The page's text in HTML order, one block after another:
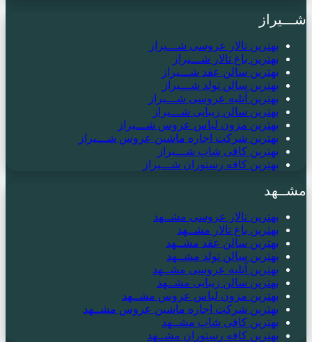
شـــیراز
بهترین تالار عروسی شـــیراز
بهترین باغ تالار شـــیراز
بهترین سالن عقد شـــیراز
بهترین سالن تولد شـــیراز
بهترین آتلیه عروسی شـــیراز
بهترین سالن زیبایی شـــیراز
بهترین مزون لباس عروس شـــیراز
بهترین شرکت اجاره ماشین عروس شـــیراز
بهترین کافی شاپ شـــیراز
بهترین کافه رستوران شـــیراز
مشــهد
بهترین تالار عروسی مشــهد
بهترین باغ تالار مشــهد
بهترین سالن عقد مشــهد
بهترین سالن تولد مشــهد
بهترین آتلیه عروسی مشــهد
بهترین سالن زیبایی مشــهد
بهترین مزون لباس عروس مشــهد
بهترین شرکت اجاره ماشین عروس مشــهد
بهترین کافی شاپ مشــهد
بهترین کافه رستوران مشــهد